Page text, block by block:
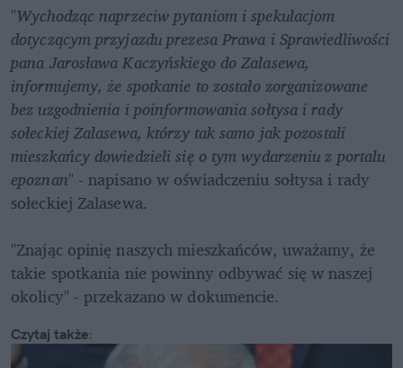
"Wychodząc naprzeciw pytaniom i spekulacjom
dotyczącym przyjazdu prezesa Prawa i Sprawiedliwości
pana Jarosława Kaczyńskiego do Zalasewa,
informujemy, że spotkanie to zostało zorganizowane
bez uzgodnienia i poinformowania sołtysa i rady
sołeckiej Zalasewa, którzy tak samo jak pozostali
mieszkańcy dowiedzieli się o tym wydarzeniu z portalu
epoznan" - napisano w oświadczeniu sołtysa i rady
sołeckiej Zalasewa.
"Znając opinię naszych mieszkańców, uważamy, że
takie spotkania nie powinny odbywać się w naszej
okolicy" - przekazano w dokumencie.
Czytaj także: